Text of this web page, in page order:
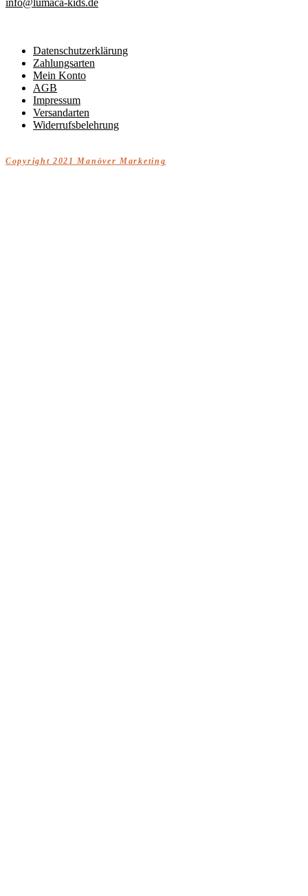
Datenschutzerklärung
Zahlungsarten
Mein Konto
AGB
Impressum
Versandarten
Widerrufsbelehrung
Copyright 2021 Manöver Marketing